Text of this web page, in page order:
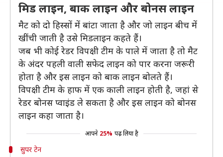
मिड लाइन, बाक लाइन और बोनस लाइन
मैट को दो हिस्सों में बांटा जाता है और जो लाइन बीच में
खींची जाती है उसे मिडलाइन कहते हैं।
जब भी कोई रेडर विपक्षी टीम के पाले में जाता है तो मैट
के अंदर पहली वाली सफेद लाइन को पार करना जरूरी
होता है और इस लाइन को बाक लाइन बोलते हैं।
विपक्षी टीम के हाफ में एक काली लाइन होती है, जहां से
रेडर बोनस प्वाइंड ले सकता है और इस लाइन को बोनस
लाइन कहा जाता है।
आपने 25% पढ़ लिया है
सुपर टेन